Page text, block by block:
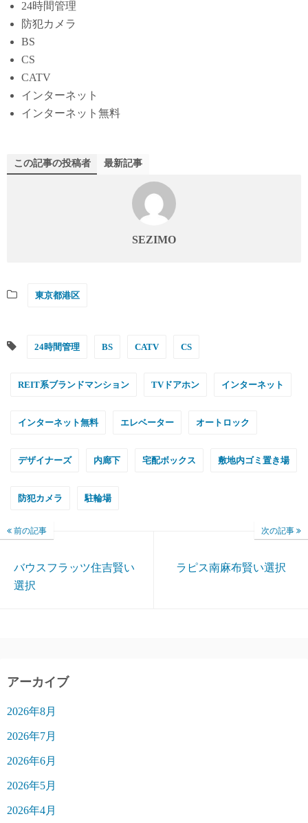
24時間管理
防犯カメラ
BS
CS
CATV
インターネット
インターネット無料
この記事の投稿者 最新記事
SEZIMO
東京都港区
24時間管理 BS CATV CS
REIT系ブランドマンション TVドアホン インターネット
インターネット無料 エレベーター オートロック
デザイナーズ 内廊下 宅配ボックス 敷地内ゴミ置き場
防犯カメラ 駐輪場
前の記事
バウスフラッツ住吉賢い
選択
次の記事
ラピス南麻布賢い選択
アーカイブ
2026年8月
2026年7月
2026年6月
2026年5月
2026年4月